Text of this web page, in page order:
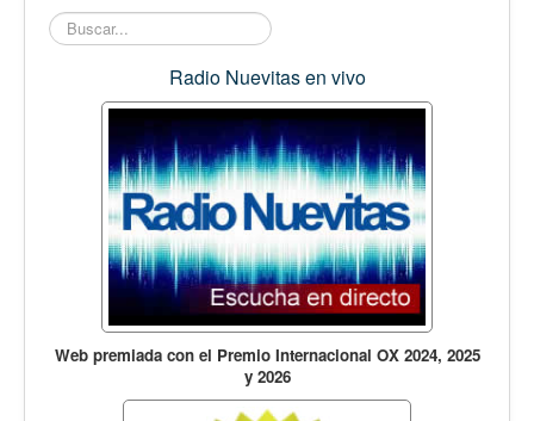
Buscar...
Radio Nuevitas en vivo
Web premiada con el Premio Internacional OX 2024, 2025
y 2026